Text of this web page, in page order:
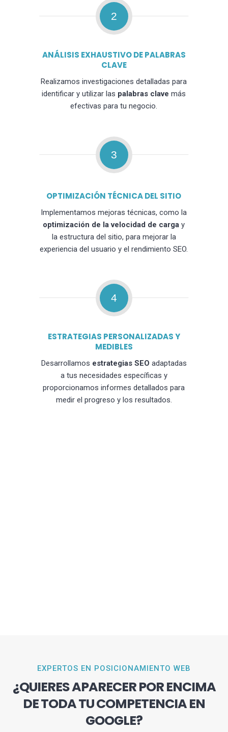
2
ANÁLISIS EXHAUSTIVO DE PALABRAS
CLAVE
Realizamos investigaciones detalladas para
identificar y utilizar las palabras clave más
efectivas para tu negocio.
3
OPTIMIZACIÓN TÉCNICA DEL SITIO
Implementamos mejoras técnicas, como la
optimización de la velocidad de carga y
la estructura del sitio, para mejorar la
experiencia del usuario y el rendimiento SEO.
4
ESTRATEGIAS PERSONALIZADAS Y
MEDIBLES
Desarrollamos estrategias SEO adaptadas
a tus necesidades específicas y
proporcionamos informes detallados para
medir el progreso y los resultados.
EXPERTOS EN POSICIONAMIENTO WEB
¿QUIERES APARECER POR ENCIMA
DE TODA TU COMPETENCIA EN
GOOGLE?